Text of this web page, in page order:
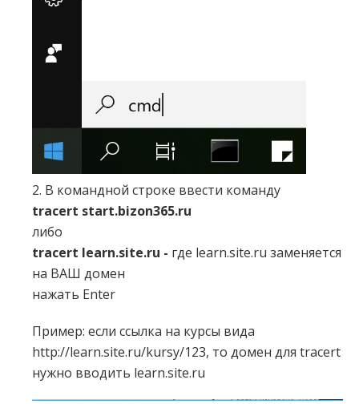
2. В командной строке ввести команду
tracert start.bizon365.ru
либо
tracert learn.site.ru - где learn.site.ru заменяется
на ВАШ домен
нажать Enter
Пример: если ссылка на курсы вида
http://learn.site.ru/kursy/123, то домен для tracert
нужно вводить learn.site.ru